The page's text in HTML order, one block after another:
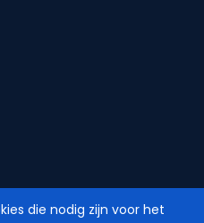
die nodig zijn voor het